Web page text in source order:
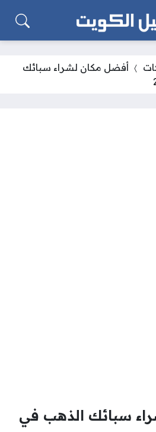
أفضل مكان لشراء سبائك
سبائك الذهب في